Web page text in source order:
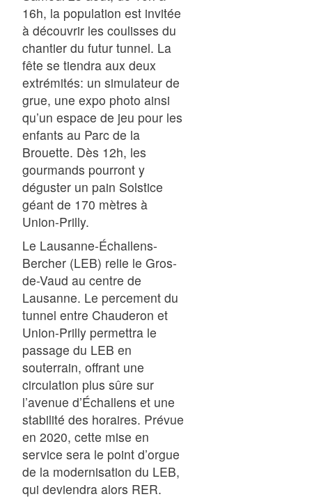
16h, la population est invitée
à découvrir les coulisses du
chantier du futur tunnel. La
fête se tiendra aux deux
extrémités: un simulateur de
grue, une expo photo ainsi
qu’un espace de jeu pour les
enfants au Parc de la
Brouette. Dès 12h, les
gourmands pourront y
déguster un pain Solstice
géant de 170 mètres à
Union-Prilly.
Le Lausanne-Échallens-
Bercher (LEB) relie le Gros-
de-Vaud au centre de
Lausanne. Le percement du
tunnel entre Chauderon et
Union-Prilly permettra le
passage du LEB en
souterrain, offrant une
circulation plus sûre sur
l’avenue d’Échallens et une
stabilité des horaires. Prévue
en 2020, cette mise en
service sera le point d’orgue
de la modernisation du LEB,
qui deviendra alors RER.